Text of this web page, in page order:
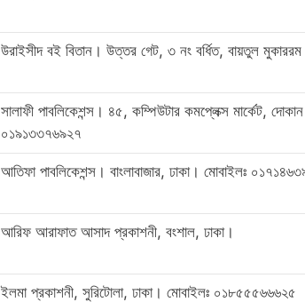
উরাইসীদ বই বিতান। উত্তর গেট, ৩ নং বর্ধিত, বায়তুল
সালাফী পাবলিকেশন্স। ৪৫, কম্পিউটার কমপ্লেক্স মার্কেট,
০১৯১৩৩৭৬৯২৭
আতিফা পাবলিকেশন্স। বাংলাবাজার, ঢাকা। মোবাইলঃ
আরিফ আরাফাত আসাদ প্রকাশনী, বংশাল, ঢাকা।
ইলমা প্রকাশনী, সুরিটোলা, ঢাকা। মোবাইলঃ ০১৮৫৫৫৬৬৬২৫